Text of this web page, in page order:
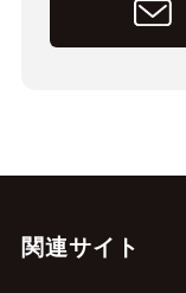
関連サイト